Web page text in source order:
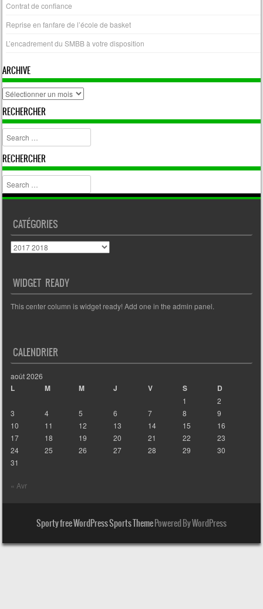
Contrat de confiance
Reprise en fanfare de l’école de basket
L’encadrement du SMBB à votre disposition
ARCHIVE
archive
RECHERCHER
Search
RECHERCHER
Search
CATÉGORIES
Catégories
WIDGET READY
This center column is widget ready! Add one in the admin panel.
CALENDRIER
août 2026
L M M J V S D
1
2
3
4 5 6 7 8
9
10
11 12 13 14 15
16
17
18 19 20 21 22
23
24
25 26 27 28 29
30
31
« Avr
Sporty free WordPress Sports ThemePowered By WordPress